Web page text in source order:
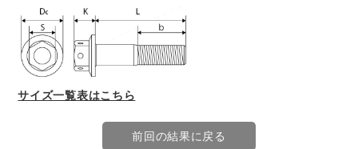
サイズ一覧表はこちら
前回の結果に戻る